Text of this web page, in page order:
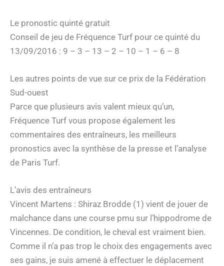
Le pronostic quinté gratuit
Conseil de jeu de Fréquence Turf pour ce quinté du
13/09/2016 : 9 – 3 – 13 – 2 – 10 – 1 – 6 – 8
Les autres points de vue sur ce prix de la Fédération
Sud-ouest
Parce que plusieurs avis valent mieux qu’un,
Fréquence Turf vous propose également les
commentaires des entraîneurs, les meilleurs
pronostics avec la synthèse de la presse et l’analyse
de Paris Turf.
L’avis des entraîneurs
Vincent Martens : Shiraz Brodde (1) vient de jouer de
malchance dans une course pmu sur l’hippodrome de
Vincennes. De condition, le cheval est vraiment bien.
Comme il n’a pas trop le choix des engagements avec
ses gains, je suis amené à effectuer le déplacement